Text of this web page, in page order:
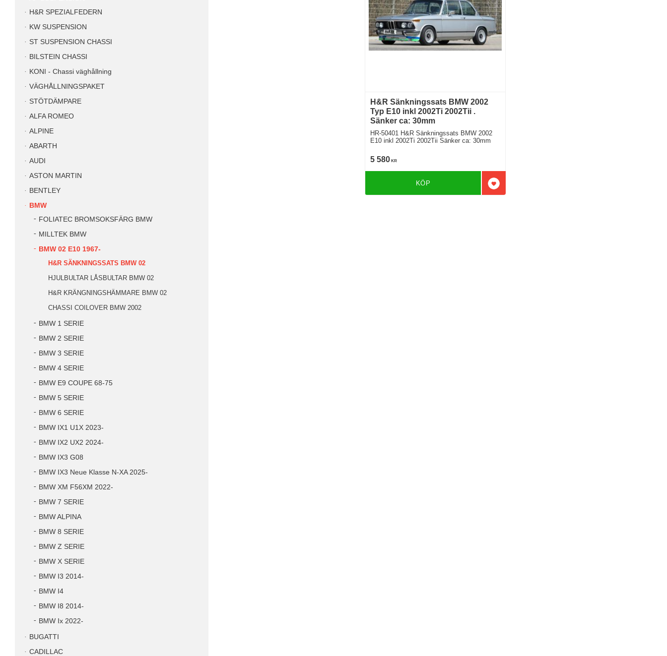
H&R Sänkningssats BMW 2002
Typ E10 inkl 2002Ti 2002Tii .
Sänker ca: 30mm
HR-50401 H&R Sänkningssats BMW 2002
E10 inkl 2002Ti 2002Tii Sänker ca: 30mm
5 580KR
Lägg till i favoriter
KÖP
H&R SPEZIALFEDERN
KW SUSPENSION
ST SUSPENSION CHASSI
BILSTEIN CHASSI
KONI - Chassi väghållning
VÄGHÅLLNINGSPAKET
STÖTDÄMPARE
ALFA ROMEO
ALPINE
ABARTH
AUDI
ASTON MARTIN
BENTLEY
BMW
FOLIATEC BROMSOKSFÄRG BMW
MILLTEK BMW
BMW 02 E10 1967-
H&R SÄNKNINGSSATS BMW 02
HJULBULTAR LÅSBULTAR BMW 02
H&R KRÄNGNINGSHÄMMARE BMW 02
CHASSI COILOVER BMW 2002
BMW 1 SERIE
BMW 2 SERIE
BMW 3 SERIE
BMW 4 SERIE
BMW E9 COUPE 68-75
BMW 5 SERIE
BMW 6 SERIE
BMW IX1 U1X 2023-
BMW IX2 UX2 2024-
BMW IX3 G08
BMW IX3 Neue Klasse N-XA 2025-
BMW XM F56XM 2022-
BMW 7 SERIE
BMW ALPINA
BMW 8 SERIE
BMW Z SERIE
BMW X SERIE
BMW I3 2014-
BMW I4
BMW I8 2014-
BMW Ix 2022-
BUGATTI
CADILLAC